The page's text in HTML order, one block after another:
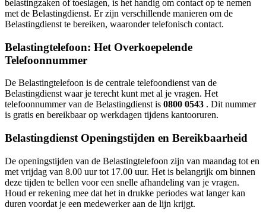
belastingzaken of toeslagen, is het handig om contact op te nemen
met de Belastingdienst. Er zijn verschillende manieren om de
Belastingdienst te bereiken, waaronder telefonisch contact.
Belastingtelefoon: Het Overkoepelende
Telefoonnummer
De Belastingtelefoon is de centrale telefoondienst van de
Belastingdienst waar je terecht kunt met al je vragen. Het
telefoonnummer van de Belastingdienst is 0800 0543 . Dit nummer
is gratis en bereikbaar op werkdagen tijdens kantooruren.
Belastingdienst Openingstijden en Bereikbaarheid
De openingstijden van de Belastingtelefoon zijn van maandag tot en
met vrijdag van 8.00 uur tot 17.00 uur. Het is belangrijk om binnen
deze tijden te bellen voor een snelle afhandeling van je vragen.
Houd er rekening mee dat het in drukke periodes wat langer kan
duren voordat je een medewerker aan de lijn krijgt.